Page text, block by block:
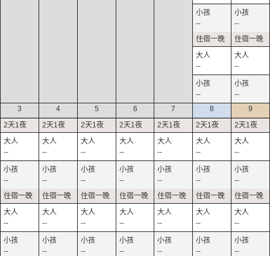
--
--
--
--
--
--
3
--
--
--
--
4
--
--
--
--
5
--
--
--
--
6
--
--
--
--
7
--
--
--
--
8
--
--
--
--
9
--
--
--
--